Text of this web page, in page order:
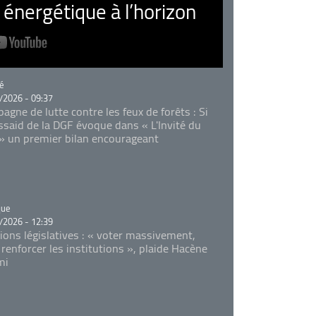
à l’horizon
- 09:37
de lutte contre les feux de forêts : Si
de la DGF évoque dans « L'Invité du
un premier bilan encourageant
- 12:39
législatives : « voter massivement,
les institutions », plaide Hacène